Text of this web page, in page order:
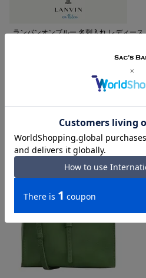
ランバンオンブルー 名刺入れ レディー